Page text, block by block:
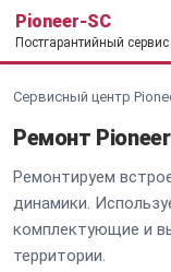
Pioneer-SC
Постгарантийный сервис
Сервисный центр
Ремонт Pioneer
Ремонтируем
динамики.
комплектующие и
территории.